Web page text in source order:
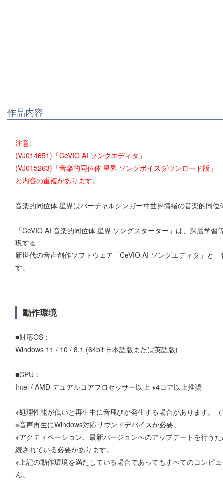
作品内容
注意:
(VJ014651)「CeVIO AI ソングエディタ」
(VJ015263)「音楽的同位体 星界 ソングボイスダウンロード版」
と内容の重複があります。
音楽的同位体 星界はバーチャルシンガーヰ世界情緒の音楽的同
「CeVIO AI 音楽的同位体 星界 ソングスターター」は、深層学
現する
新世代の音声創作ソフトウェア「CeVIO AI ソングエディタ」と
す。
動作環境
■対応OS：
Windows 11 / 10 / 8.1 (64bit 日本語版または英語版)
■CPU：
Intel / AMD デュアルコアプロセッサー以上 ※4コア以上推奨
※処理性能が低いと再生中に音飛びが発生する場合があります。
※音声再生にWindows対応サウンドデバイスが必要。
※アクティベーション、最新バージョンへのアップデートを行う
続されている必要があります。
※上記の動作環境を満たしている場合であってもすべてのコンピ
ん。